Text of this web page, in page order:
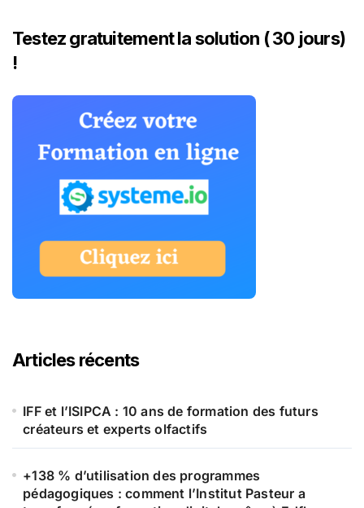
Testez gratuitement la solution ( 30 jours)
!
Articles récents
IFF et l’ISIPCA : 10 ans de formation des futurs
créateurs et experts olfactifs
+138 % d’utilisation des programmes
pédagogiques : comment l’Institut Pasteur a